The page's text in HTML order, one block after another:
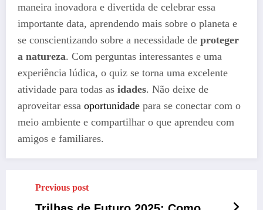
maneira inovadora e divertida de celebrar essa
importante data, aprendendo mais sobre o planeta e
se conscientizando sobre a necessidade de proteger
a natureza. Com perguntas interessantes e uma
experiência lúdica, o quiz se torna uma excelente
atividade para todas as idades. Não deixe de
aproveitar essa oportunidade para se conectar com o
meio ambiente e compartilhar o que aprendeu com
amigos e familiares.
Previous post